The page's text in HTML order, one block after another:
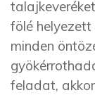
fölé
minden
feladat,